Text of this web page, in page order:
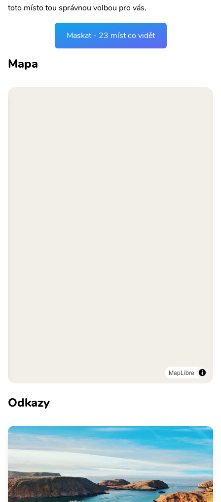
toto místo tou správnou volbou pro vás.
Maskat - 23 míst co vidět
Mapa
MapLibre
Odkazy